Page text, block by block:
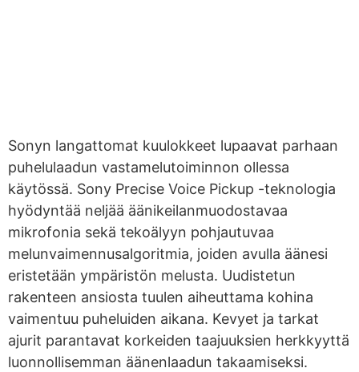
Sonyn langattomat kuulokkeet lupaavat parhaan
puhelulaadun vastamelutoiminnon ollessa
käytössä. Sony Precise Voice Pickup -teknologia
hyödyntää neljää äänikeilanmuodostavaa
mikrofonia sekä tekoälyyn pohjautuvaa
melunvaimennusalgoritmia, joiden avulla äänesi
eristetään ympäristön melusta. Uudistetun
rakenteen ansiosta tuulen aiheuttama kohina
vaimentuu puheluiden aikana. Kevyet ja tarkat
ajurit parantavat korkeiden taajuuksien herkkyyttä
luonnollisemman äänenlaadun takaamiseksi.